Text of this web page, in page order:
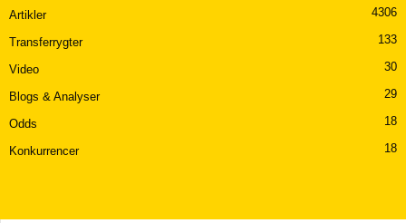
Artikler 4306
Transferrygter 133
Video 30
Blogs & Analyser 29
Odds 18
Konkurrencer 18